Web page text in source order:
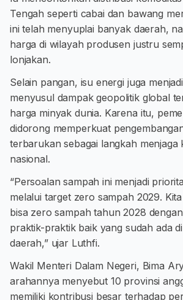
Tengah seperti cabai dan bawang
ini telah menyuplai banyak daerah,
harga di wilayah produsen justru
lonjakan.
Selain pangan, isu energi juga
menyusul dampak geopolitik global
harga minyak dunia. Karena itu,
didorong memperkuat
terbarukan sebagai langkah menjaga
nasional.
“Persoalan sampah ini menjadi
melalui target zero sampah 2029.
bisa zero sampah tahun 2028
praktik-praktik baik yang sudah ada
daerah,” ujar Luthfi.
Wakil Menteri Dalam Negeri, Bima
arahannya menyebut 10 provinsi
memiliki kontribusi besar terhadap